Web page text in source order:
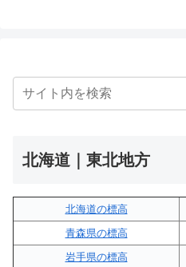
北海道｜東北地方
北海道の標高
青森県の標高
岩手県の標高